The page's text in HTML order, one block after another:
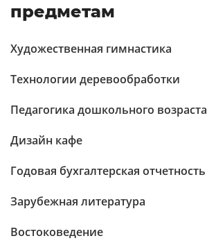
предметам
Художественная гимнастика
Технологии деревообработки
Педагогика дошкольного возраста
Дизайн кафе
Годовая бухгалтерская отчетность
Зарубежная литература
Востоковедение